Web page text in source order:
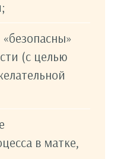
(с целью
в матке,